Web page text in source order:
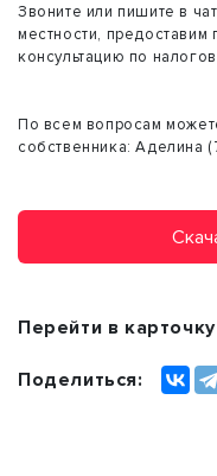
Звоните или пишите в
местности, предоставим
консультацию по
По всем вопросам
собственника: Аделина
Перейти в
Поделиться: